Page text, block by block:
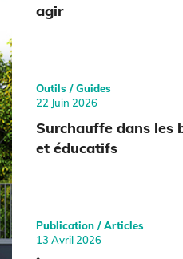
agir
Outils / Guides
22 Juin 2026
Surchauffe dans les
et éducatifs
Publication / Articles
13 Avril 2026